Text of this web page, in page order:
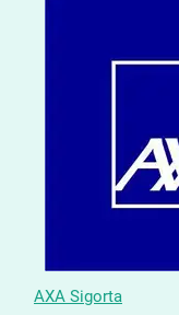
AXA Sigorta